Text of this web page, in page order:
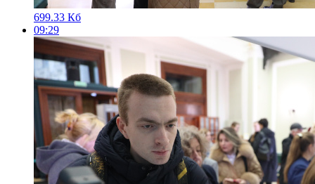
699.33 Кб
09:29